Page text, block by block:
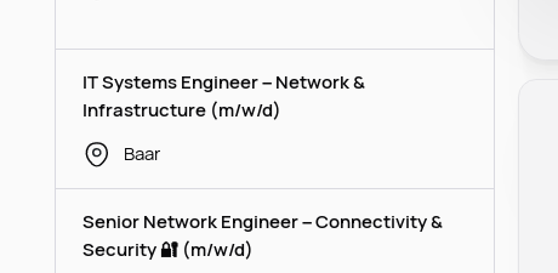
IT Systems Engineer – Network &
Infrastructure (m/w/d)
Baar
Senior Network Engineer – Connectivity &
Security 🔐 (m/w/d)